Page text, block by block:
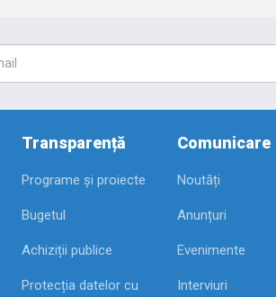
Transparență
Programe și proiecte
Bugetul
Achiziții publice
Protecția datelor cu
Comunicare
Noutăți
Anunțuri
Evenimente
Interviuri